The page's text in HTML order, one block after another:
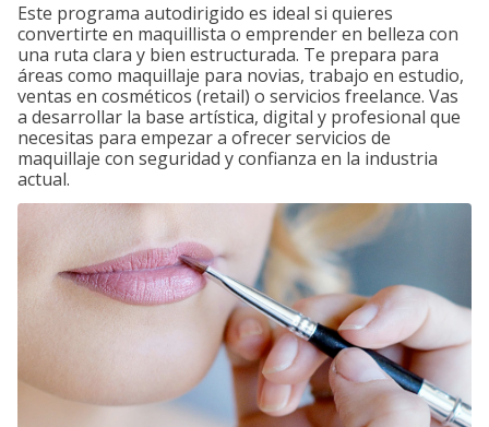
Este programa autodirigido es ideal si quieres
convertirte en maquillista o emprender en belleza con
una ruta clara y bien estructurada. Te prepara para
áreas como maquillaje para novias, trabajo en estudio,
ventas en cosméticos (retail) o servicios freelance. Vas
a desarrollar la base artística, digital y profesional que
necesitas para empezar a ofrecer servicios de
maquillaje con seguridad y confianza en la industria
actual.